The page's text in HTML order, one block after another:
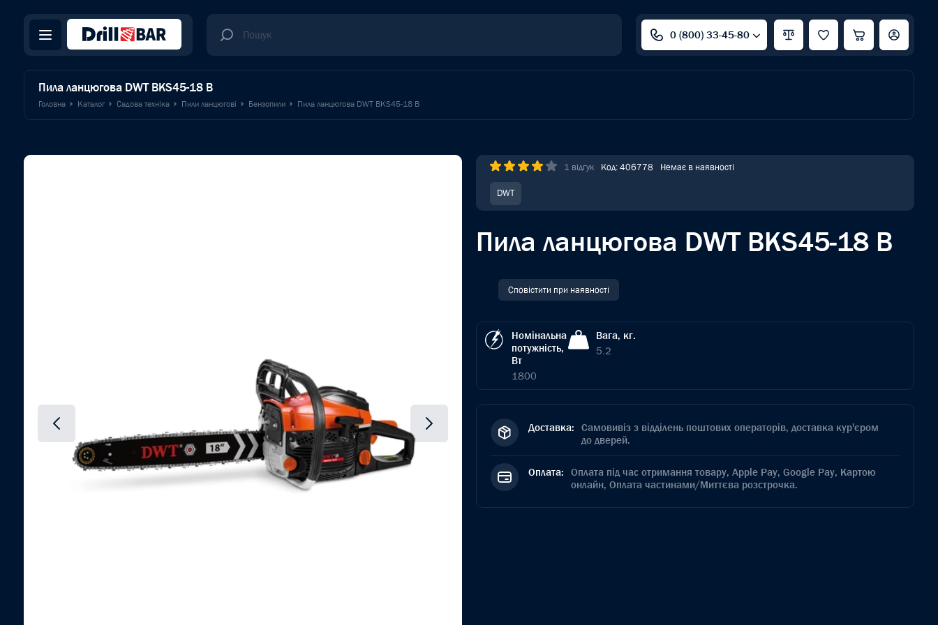
0 (800) 33-45-80
Пила ланцюгова DWT BKS45-18 B
Головна Каталог Садова техніка Пили ланцюгові Бензопили Пила ланцюгова DWT BKS45-18 B
1 відгук Код: 406778 Немає в наявності
DWT
Пила ланцюгова DWT BKS45-18 B
Сповістити при наявності
Номінальна
потужність,
Вт
1800
Вага, кг.
5.2
Доставка: Самовивіз з відділень поштових операторів, доставка кур'єром
до дверей.
Оплата: Оплата під час отримання товару, Apple Pay, Google Pay, Картою
онлайн, Оплата частинами/Миттєва розстрочка.